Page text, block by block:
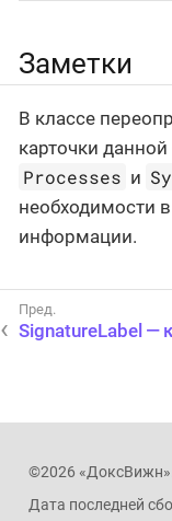
Заметки
В классе
карточки
Processes и
необходимости
информации.
SignatureLabel —
©2026 «ДоксВижн».
Дата последней